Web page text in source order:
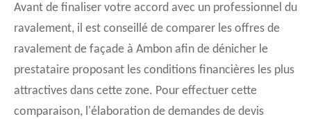
Avant de finaliser votre accord avec un professionnel du
ravalement, il est conseillé de comparer les offres de
ravalement de façade à Ambon afin de dénicher le
prestataire proposant les conditions financières les plus
attractives dans cette zone. Pour effectuer cette
comparaison, l'élaboration de demandes de devis